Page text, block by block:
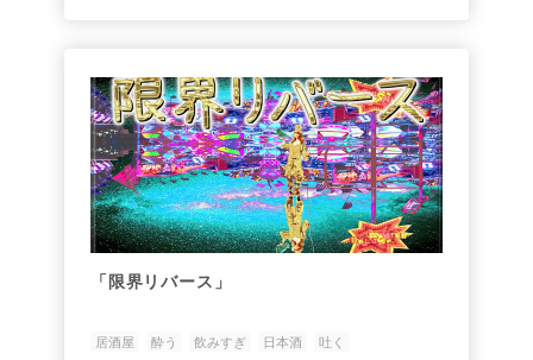
「限界リバース」
居酒屋 酔う 飲みすぎ 日本酒 吐く